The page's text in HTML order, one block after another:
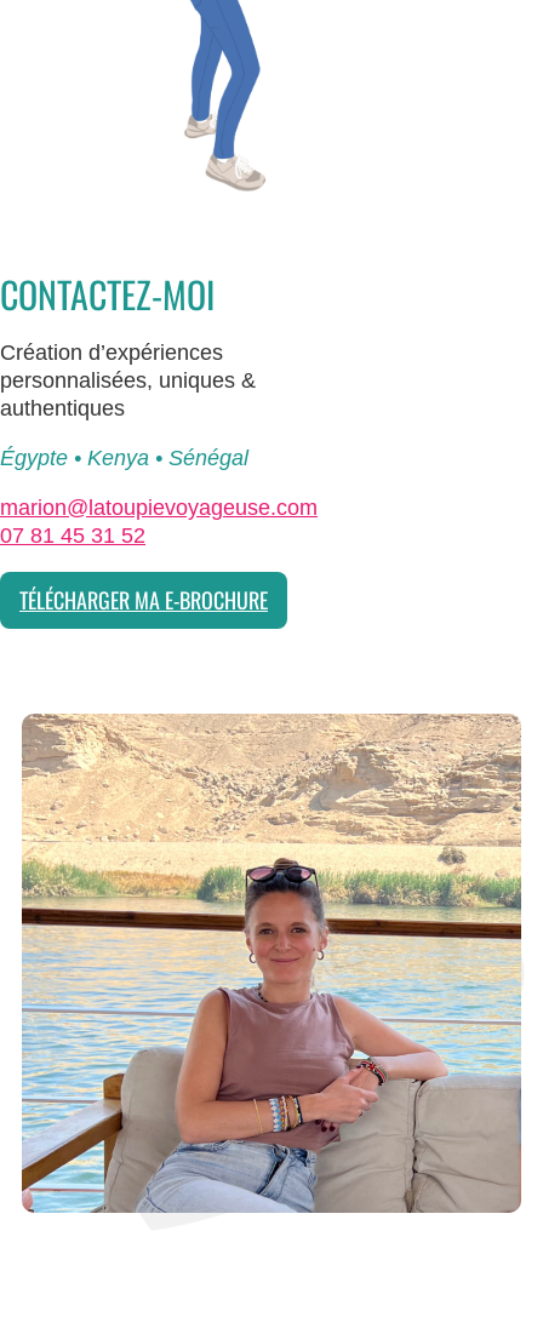
CONTACTEZ-MOI
Création d’expériences
personnalisées, uniques &
authentiques
Égypte • Kenya • Sénégal
marion@latoupievoyageuse.com
07 81 45 31 52
TÉLÉCHARGER MA E-BROCHURE